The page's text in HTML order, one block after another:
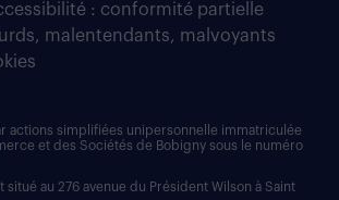
: conformité partielle
malentendants, malvoyants
actions simplifiées unipersonnelle immatriculée
et des Sociétés de Bobigny sous le numéro
situé au 276 avenue du Président Wilson à Saint